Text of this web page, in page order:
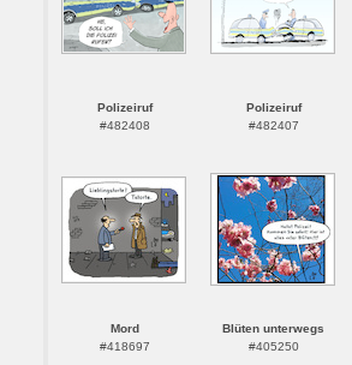
Polizeiruf
#482408
Polizeiruf
#482407
Mord
#418697
Blüten unterwegs
#405250